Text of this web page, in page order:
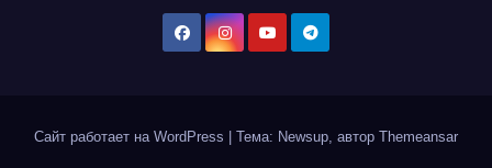
Сайт работает на WordPress Тема: Newsup, автор Themeansar